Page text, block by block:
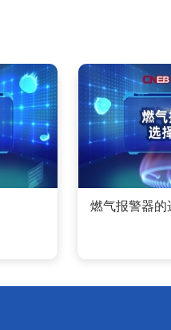
燃气报警器